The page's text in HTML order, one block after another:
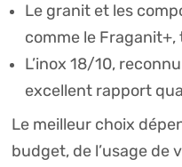
Le granit et les
comme le
L’inox 18/10,
excellent rapport
Le meilleur choix
budget, de l’usage de